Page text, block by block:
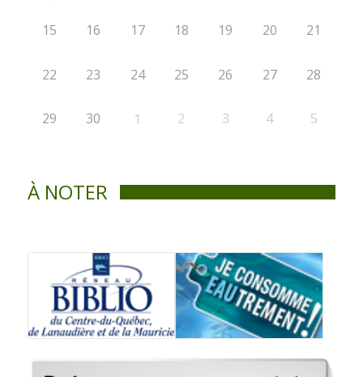
15 16 17 18 19 20 21
22 23 24 25 26 27 28
29 30 1 2 3 4 5
À NOTER